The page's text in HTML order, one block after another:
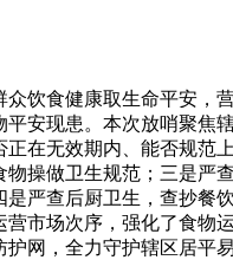
食健康取生命平安，
安现患。本次放哨聚
在无效期内、能否规
操做卫生规范；三是
严查后厨卫生，查抄
市场次序，强化了食
网，全力守护辖区居平